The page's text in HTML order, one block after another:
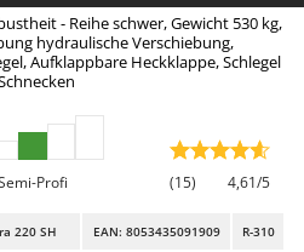
- Motorschubkarren
für Traktoren
- Reihe schwer, Gewicht 530 kg,
hydraulische Verschiebung,
Aufklappbare Heckklappe, Schlegel
Profi (15) 4,61/5
220 SH EAN: 8053435091909 R-310